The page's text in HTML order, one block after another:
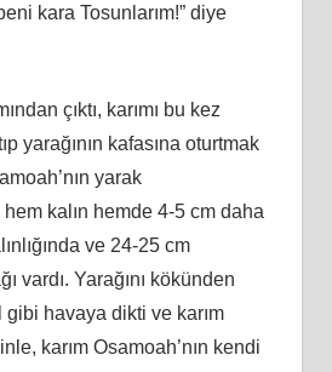
kara Tosunlarım!” diye
çıktı, karımı bu kez
yarağının kafasına oturtmak
yarak
kalın hemde 4-5 cm daha
ve 24-25 cm
vardı. Yarağını kökünden
havaya dikti ve karım
karım Osamoah’nın kendi